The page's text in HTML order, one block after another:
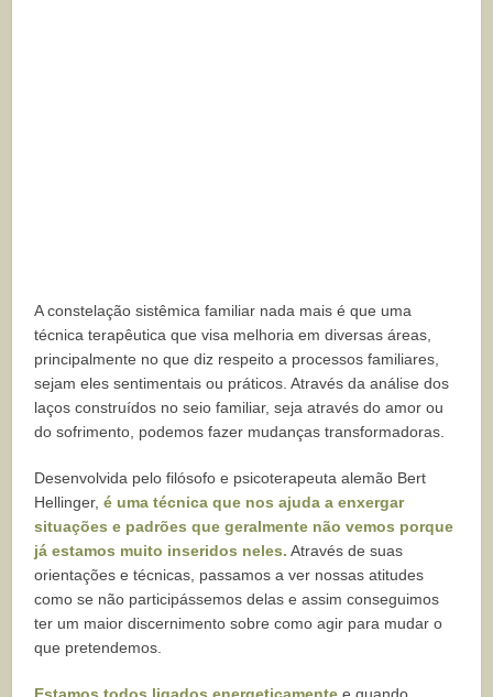
A constelação sistêmica familiar nada mais é que uma
técnica terapêutica que visa melhoria em diversas áreas,
principalmente no que diz respeito a processos familiares,
sejam eles sentimentais ou práticos. Através da análise dos
laços construídos no seio familiar, seja através do amor ou
do sofrimento, podemos fazer mudanças transformadoras.
Desenvolvida pelo filósofo e psicoterapeuta alemão Bert
Hellinger,é uma técnica que nos ajuda a enxergar
situações e padrões que geralmente não vemos porque
já estamos muito inseridos neles. Através de suas
orientações e técnicas, passamos a ver nossas atitudes
como se não participássemos delas e assim conseguimos
ter um maior discernimento sobre como agir para mudar o
que pretendemos.
Estamos todos ligados energeticamente e quando